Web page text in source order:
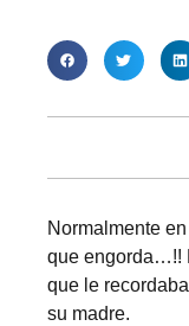
Normalmente
que engorda…!!
que le
su madre.